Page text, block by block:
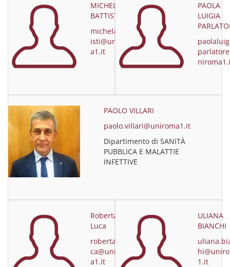
MICHELA
BATTISTI
michela.batt
isti@unirom
a1.it
PAOLA
LUIGIA
PAOLO VILLARI
paolo.villari@uniroma1.it
Dipartimento di SANITÀ
PUBBLICA E MALATTIE
INFETTIVE
Roberta De
Luca
roberta.delu
ca@unirom
a1.it
ULIANA
BIANCHI
1.it